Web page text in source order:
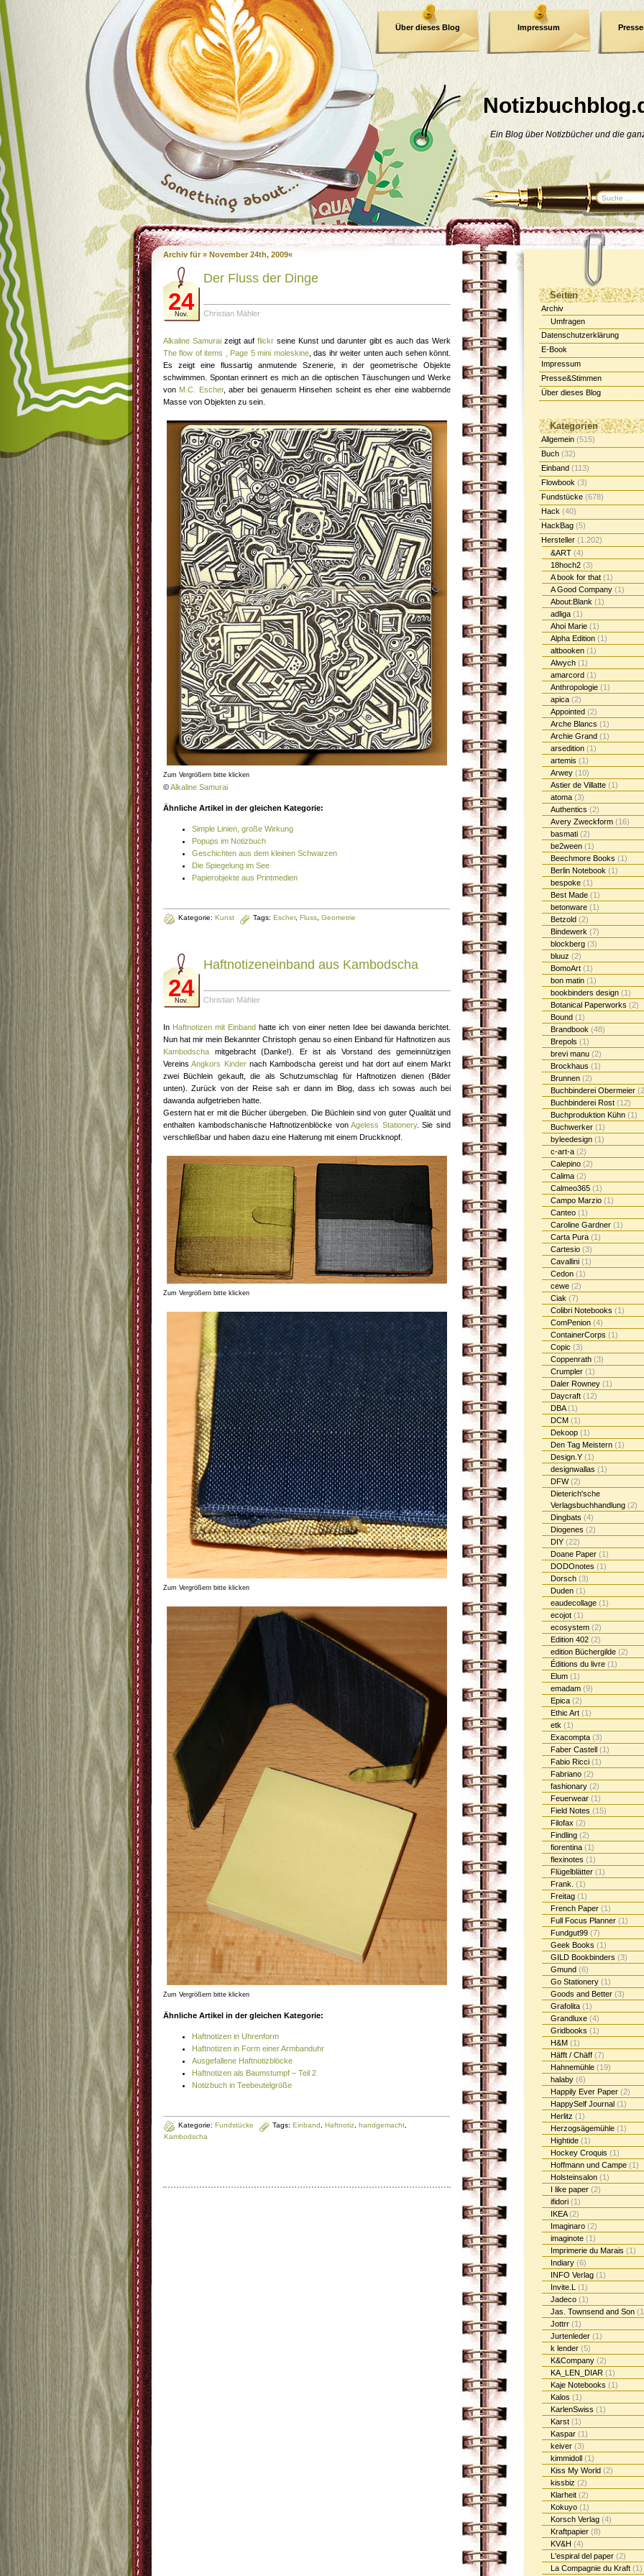
Ein Blog über Notizbücher und die
Über dieses Blog Impressum
Datenschutzerklärung
Archiv für » November 24th, 2009«
24
Nov.
Der Fluss der Dinge
Christian Mähler
Alkaline Samurai zeigt auf flickr seine Kunst und darunter gibt es auch das Werk
The flow of items , Page 5 mini moleskine, das ihr weiter unten auch sehen könnt.
Es zeigt eine flussartig anmutende Szenerie, in der geometrische Objekte
schwimmen. Spontan erinnert es mich an die optischen Täuschungen und Werke
von M.C. Escher, aber bei genauerm Hinsehen scheint es eher eine wabbernde
Masse von Objekten zu sein.
Zum Vergrößern bitte klicken
©Alkaline Samurai
Ähnliche Artikel in der gleichen Kategorie:
Simple Linien, große Wirkung
Popups im Notizbuch
Geschichten aus dem kleinen Schwarzen
Die Spiegelung im See
Papierobjekte aus Printmedien
Kategorie: Kunst Tags: Escher, Fluss, Geometrie
24
Nov.
Haftnotizeneinband aus Kambodscha
Christian Mähler
In Haftnotizen mit Einband hatte ich von einer netten Idee bei dawanda berichtet.
Nun hat mir mein Bekannter Christoph genau so einen Einband für Haftnotizen aus
Kambodscha mitgebracht (Danke!). Er ist als Vorstand des gemeinnützigen
VereinsAngkors Kindernach Kambodscha gereist und hat dort auf einem Markt
zwei Büchlein gekauft, die als Schutzumschlag für Haftnotizen dienen (Bilder
unten). Zurück von der Reise sah er dann im Blog, dass ich sowas auch bei
dawanda aufgetrieben hatte.
Gestern hat er mit die Bücher übergeben. Die Büchlein sind von guter Qualität und
enthalten kambodschanische Haftnotizenblöcke vonAgeless Stationery. Sie sind
verschließbar und haben dazu eine Halterung mit einem Druckknopf.
Zum Vergrößern bitte klicken
Zum Vergrößern bitte klicken
Zum Vergrößern bitte klicken
Ähnliche Artikel in der gleichen Kategorie:
Haftnotizen in Uhrenform
Haftnotizen in Form einer Armbanduhr
Ausgefallene Haftnotizblöcke
Haftnotizen als Baumstumpf – Teil 2
Notizbuch in Teebeutelgröße
Kategorie: Fundstücke Tags: Einband Haftnotiz handgemacht
Kambodscha
Seiten
Archiv
Umfragen
Datenschutzerklärung
E-Book
Impressum
Presse&Stimmen
Über dieses Blog
Kategorien
Allgemein (515)
Buch (32)
Einband (113)
Flowbook (3)
Fundstücke (678)
Hack (40)
HackBag (5)
Hersteller (1.202)
&ART (4)
18hoch2 (3)
A book for that (1)
A Good Company (1)
About:Blank (1)
adliga (1)
Ahoi Marie (1)
Alpha Edition (1)
altbooken (1)
Alwych (1)
amarcord (1)
Anthropologie (1)
apica (2)
Appointed (2)
Arche Blancs (1)
Archie Grand (1)
arsedition (1)
artemis (1)
Arwey (10)
Astier de Villatte (1)
atoma (3)
Authentics (2)
Avery Zweckform (16)
basmati (2)
be2ween (1)
Beechmore Books (1)
Berlin Notebook (1)
bespoke (1)
Best Made (1)
betonware (1)
Betzold (2)
Bindewerk (7)
blockberg (3)
bluuz (2)
BomoArt (1)
bon matin (1)
bookbinders design (1)
Botanical Paperworks (2)
Bound (1)
Brandbook (48)
Brepols (1)
brevi manu (2)
Brockhaus (1)
Brunnen (2)
Buchbinderei Obermeier
Buchbinderei Rost (12)
Buchproduktion Kühn (1)
Buchwerker (1)
byleedesign (1)
c-art-a (2)
Calepino (2)
Calima (2)
Calmeo365 (1)
Campo Marzio (1)
Canteo (1)
Caroline Gardner (1)
Carta Pura (1)
Cartesio (3)
Cavallini (1)
Cedon (1)
cewe (2)
Ciak (7)
Colibri Notebooks (1)
ComPenion (4)
ContainerCorps (1)
Copic (3)
Coppenrath (3)
Crumpler (1)
Daler Rowney (1)
Daycraft (12)
DBA(1)
DCM (1)
Dekoop (1)
Den Tag Meistern (1)
Design.Y (1)
designwallas (1)
DFW(2)
Dieterich'sche
Verlagsbuchhandlung (2)
Dingbats (4)
Diogenes (2)
DIY (22)
Doane Paper (1)
DODOnotes (1)
Dorsch (3)
Duden (1)
eaudecollage (1)
ecojot (1)
ecosystem (2)
Edition 402 (2)
edition Büchergilde (2)
Éditions du livre (1)
Elum (1)
emadam (9)
Epica (2)
Ethic Art (1)
etk (1)
Exacompta (3)
Faber Castell (1)
Fabio Ricci (1)
Fabriano (2)
fashionary (2)
Feuerwear (1)
Field Notes (15)
Filofax (2)
Findling (2)
fiorentina (1)
flexinotes (1)
Flügelblätter (1)
Frank. (1)
Freitag (1)
French Paper (1)
Full Focus Planner (1)
Fundgut99 (7)
Geek Books (1)
GILD Bookbinders (3)
Gmund (6)
Go Stationery (1)
Goods and Better (3)
Grafolita (1)
Grandluxe (4)
Gridbooks (1)
H&M (1)
Häfft / Chäff (7)
Hahnemühle (19)
halaby (6)
Happily Ever Paper (2)
HappySelf Journal (1)
Herlitz (1)
Herzogsägemühle (1)
Hightide (1)
Hockey Croquis (1)
Hoffmann und Campe (1)
Holsteinsalon (1)
I like paper (2)
ifidori (1)
IKEA(2)
Imaginaro (2)
imaginote (1)
Imprimerie du Marais (1)
Indiary (6)
INFO Verlag (1)
Invite.L (1)
Jadeco (1)
Jas. Townsend and Son
Jottrr (1)
Jurtenleder (1)
k lender (5)
K&Company (2)
KA_LEN_DIAR (1)
Kaje Notebooks (1)
Kalos (1)
KarlenSwiss (1)
Karst (1)
Kaspar (1)
keiver (3)
kimmidoll (1)
Kiss My World (2)
kissbiz (2)
Klarheit (2)
Kokuyo (1)
Korsch Verlag (4)
Kraftpapier (8)
KV&H (4)
L'espiral del paper (2)
La Compagnie du Kraft (1)